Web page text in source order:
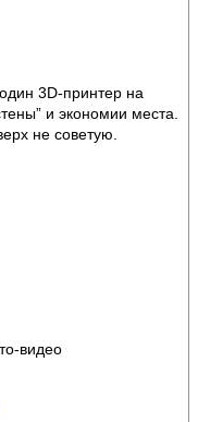
3D-принтер на
и экономии места.
не советую.
видео